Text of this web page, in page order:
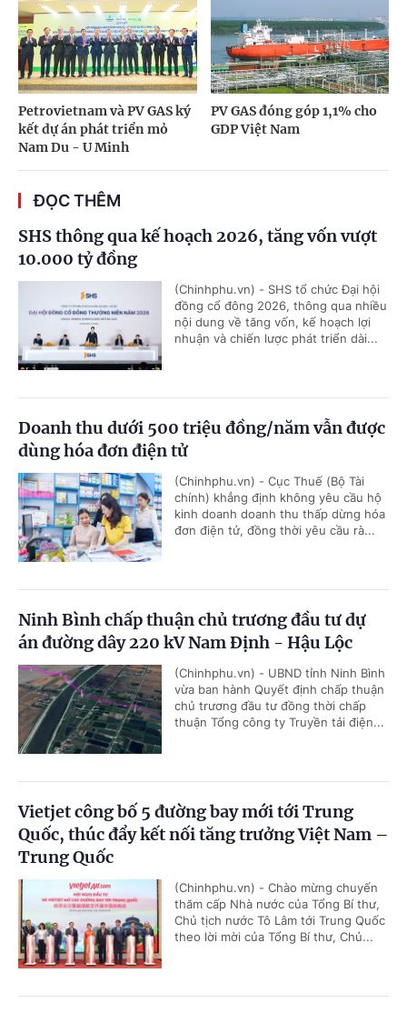
Petrovietnam và PV GAS ký
kết dự án phát triển mỏ
Nam Du - U Minh
PV GAS đóng góp 1,1% cho
GDP Việt Nam
ĐỌC THÊM
SHS thông qua kế hoạch 2026, tăng vốn vượt
10.000 tỷ đồng
(Chinhphu.vn) - SHS tổ chức Đại hội
đồng cổ đông 2026, thông qua nhiều
nội dung về tăng vốn, kế hoạch lợi
nhuận và chiến lược phát triển dài...
Doanh thu dưới 500 triệu đồng/năm vẫn được
dùng hóa đơn điện tử
(Chinhphu.vn) - Cục Thuế (Bộ Tài
chính) khẳng định không yêu cầu hộ
kinh doanh doanh thu thấp dừng hóa
đơn điện tử, đồng thời yêu cầu rà...
Ninh Bình chấp thuận chủ trương đầu tư dự
án đường dây 220 kV Nam Định - Hậu Lộc
(Chinhphu.vn) - UBND tỉnh Ninh Bình
vừa ban hành Quyết định chấp thuận
chủ trương đầu tư đồng thời chấp
thuận Tổng công ty Truyền tải điện...
Vietjet công bố 5 đường bay mới tới Trung
Quốc, thúc đẩy kết nối tăng trưởng Việt Nam –
Trung Quốc
(Chinhphu.vn) - Chào mừng chuyến
thăm cấp Nhà nước của Tổng Bí thư,
Chủ tịch nước Tô Lâm tới Trung Quốc
theo lời mời của Tổng Bí thư, Chủ...